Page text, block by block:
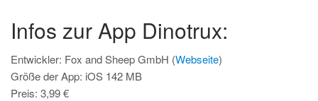
Infos zur App Dinotrux:
Entwickler: Fox and Sheep GmbH (Webseite)
Größe der App: iOS 142 MB
Preis: 3,99 €